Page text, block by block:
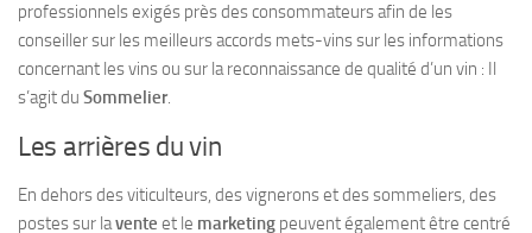
professionnels exigés près des consommateursafin de les
conseiller sur les meilleurs accords mets-vins sur les informations
concernant les vins ou sur la reconnaissance de qualité d’un vin : Il
s’agit du Sommelier.
Les arrières du vin
En dehors des viticulteurs, des vignerons et des sommeliers, des
postes sur lavente et le marketing peuvent également être centré